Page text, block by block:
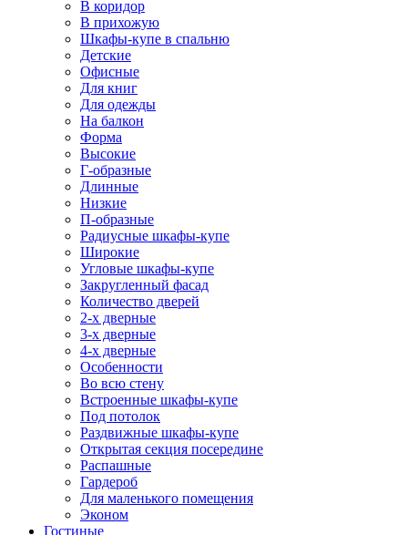
В коридор
В прихожую
Шкафы-купе в спальню
Детские
Офисные
Для книг
Для одежды
На балкон
Форма
Высокие
Г-образные
Длинные
Низкие
П-образные
Радиусные шкафы-купе
Широкие
Угловые шкафы-купе
Закругленный фасад
Количество дверей
2-х дверные
3-х дверные
4-х дверные
Особенности
Во всю стену
Встроенные шкафы-купе
Под потолок
Раздвижные шкафы-купе
Открытая секция посередине
Распашные
Гардероб
Для маленького помещения
Эконом
Гостиные